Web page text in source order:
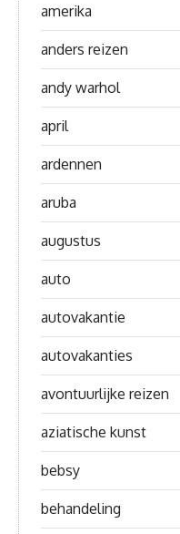
amerika
anders reizen
andy warhol
april
ardennen
aruba
augustus
auto
autovakantie
autovakanties
avontuurlijke reizen
aziatische kunst
bebsy
behandeling